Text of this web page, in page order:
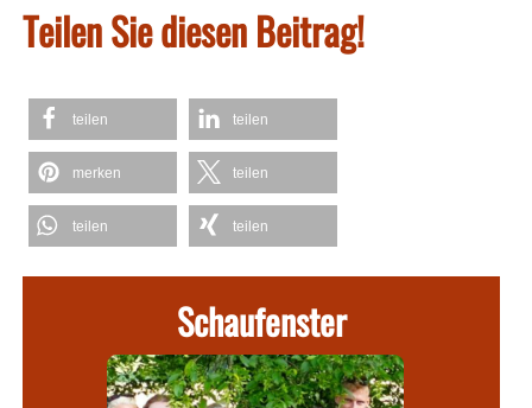
Teilen Sie diesen Beitrag!
teilen teilen
merken teilen
teilen teilen
Schaufenster